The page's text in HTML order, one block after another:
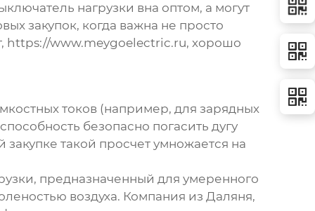
нагрузки вна оптом, а могут
закупок, когда важна не просто
https://www.meygoelectric.ru, хорошо
токов (например, для зарядных
безопасно погасить дугу
такой просчет умножается на
, предназначенный для умеренного
воздуха. Компания из Даляня,